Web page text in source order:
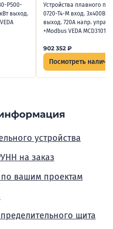
P500-
выход.
Устройства плавного
0720-T4-M вход. 3х400В
выход. 720А напр. управ.
+Modbus VEDA MCD31013
902 352 ₽
Посмотреть
устройства
на заказ
вашим проектам
щита